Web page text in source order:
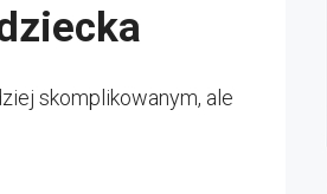
skomplikowanym, ale